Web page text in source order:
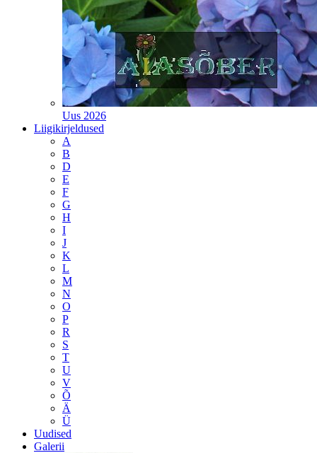
Uus 2026
Liigikirjeldused
A
B
D
E
F
G
H
I
J
K
L
M
N
O
P
R
S
T
U
V
Õ
Ä
Ü
Uudised
Galerii